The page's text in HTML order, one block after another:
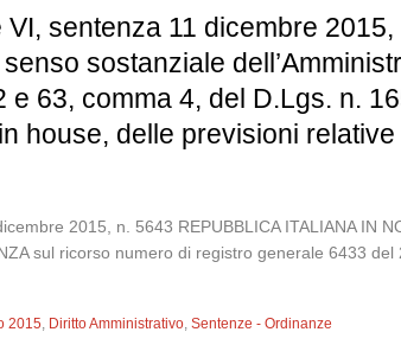
sentenza 11 dicembre
sostanziale
e 63, comma 4, del D.Lgs. n.
house, delle previsioni
2015, n. 5643 REPUBBLICA ITALIANA IN
sul ricorso numero di registro generale 6433
2015, Diritto Amministrativo,Sentenze - Ordinanze